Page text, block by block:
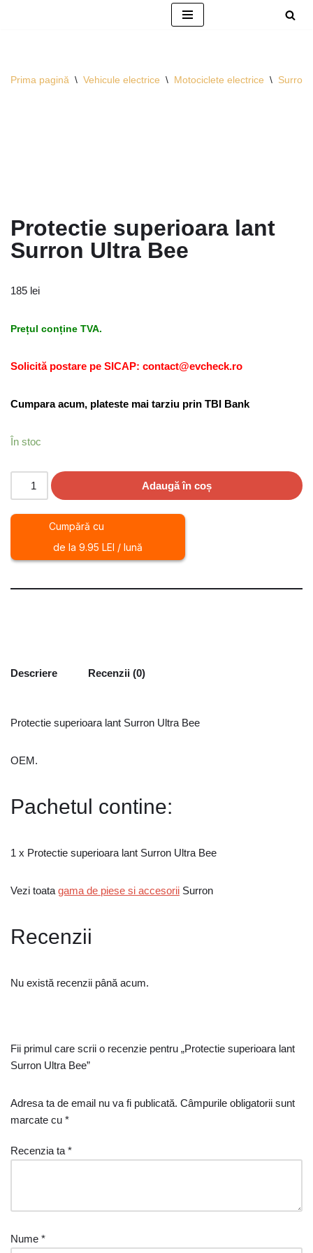
Prima pagină \ Vehicule electrice \ Motociclete electrice \ Surron
Protectie superioara lant
Surron Ultra Bee
185 lei
Prețul conține TVA.
Solicită postare pe SICAP: contact@evcheck.ro
Cumpara acum, plateste mai tarziu prin TBI Bank
În stoc
Adaugă în coș
Cumpără cu
de la 9.95 LEI / lună
Descriere Recenzii (0)
Protectie superioara lant Surron Ultra Bee
OEM.
Pachetul contine:
1 x Protectie superioara lant Surron Ultra Bee
Vezi toata gama de piese si accesorii Surron
Recenzii
Nu există recenzii până acum.
Fii primul care scrii o recenzie pentru „Protectie superioara lant
Surron Ultra Bee”
Adresa ta de email nu va fi publicată. Câmpurile obligatorii sunt
marcate cu *
Recenzia ta *
Nume *